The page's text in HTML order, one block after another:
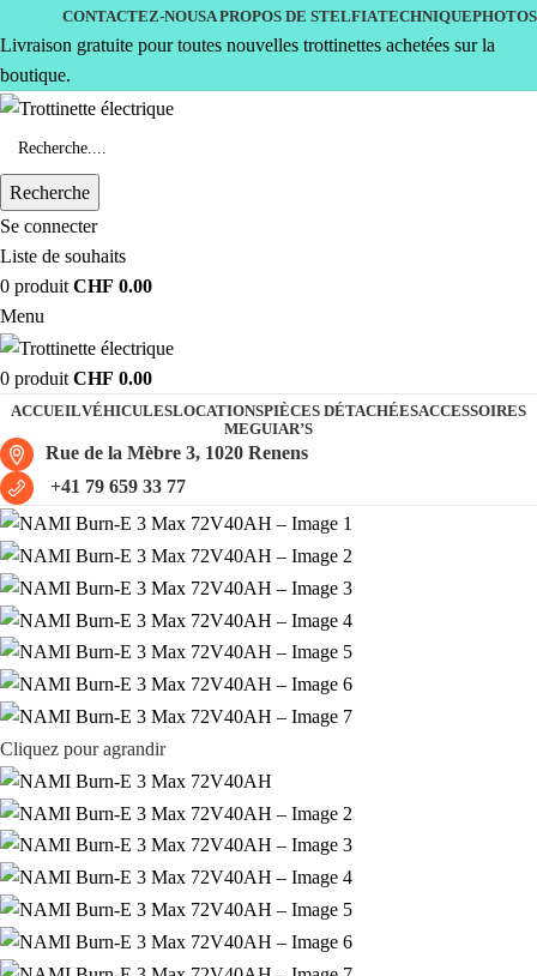
CONTACTEZ-NOUSA PROPOS DE STELFIATECHNIQUEPHOTOS
Livraison gratuite pour toutes nouvelles trottinettes achetées sur la
boutique.
Recherche
Se connecter
Liste de souhaits
0 produit CHF 0.00
Menu
0 produit CHF 0.00
ACCUEILVÉHICULESLOCATIONSPIÈCES DÉTACHÉESACCESSOIRES
MEGUIAR’S
Rue de la Mèbre 3, 1020 Renens
+41 79 659 33 77
Cliquez pour agrandir